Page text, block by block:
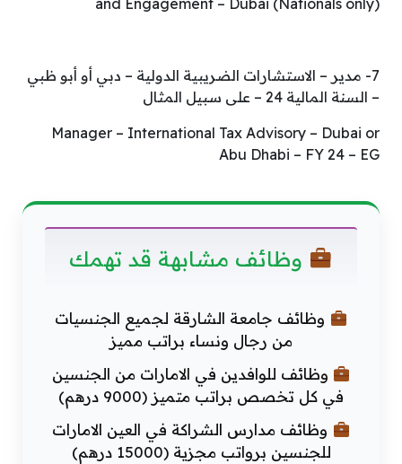
and Engagement – Dubai (Nationals only)
7- مدير – الاستشارات الضريبية الدولية – دبي أو أبو ظبي
– السنة المالية 24 – على سبيل المثال
Manager – International Tax Advisory – Dubai or
Abu Dhabi – FY 24 – EG
وظائف مشابهة قد تهمك
وظائف جامعة الشارقة لجميع الجنسيات
من رجال ونساء براتب مميز
وظائف للوافدين في الامارات من الجنسين
في كل تخصص براتب متميز (9000 درهم)
وظائف مدارس الشراكة في العين الامارات
للجنسين برواتب مجزية (15000 درهم)